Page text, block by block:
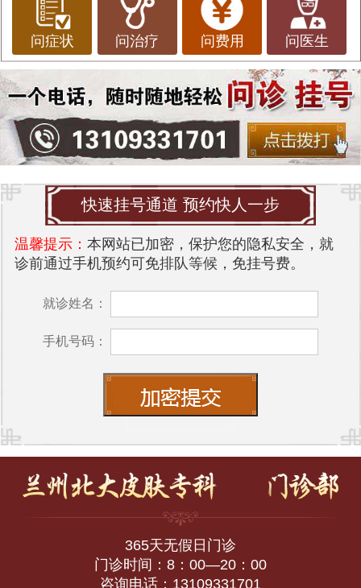
问症状 问治疗 问费用 问医生
快速挂号通道 预约快人一步
温馨提示： 本网站已加密，保护您的隐私安全，就
诊前通过手机预约可免排队等候，免挂号费。
就诊姓名：
手机号码：
365天无假日门诊
门诊时间：8：00—20：00
咨询电话：13109331701